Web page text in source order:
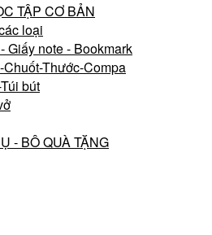
TẬP CƠ BẢN
loại
Giấy note - Bookmark
Chuốt-Thước-Compa
bút
- BÔ QUÀ TẶNG